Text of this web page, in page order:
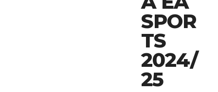
SPOR
TS
2024/
25